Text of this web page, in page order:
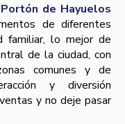
Portón de Hayuelos
de diferentes
familiar, lo mejor de
de la ciudad, con
comunes y de
y diversión
y no deje pasar